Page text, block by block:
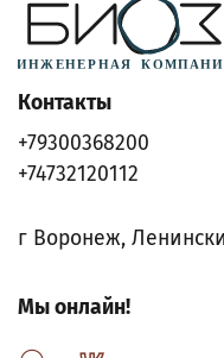
Контакты
+79300368200
+74732120112
г Воронеж,
Мы онлайн!